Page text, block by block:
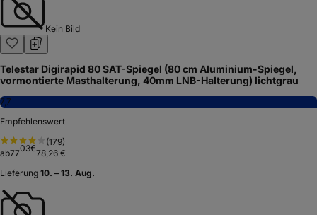
Kein Bild
Telestar Digirapid 80 SAT-Spiegel (80 cm Aluminium-Spiegel,
vormontierte Masthalterung, 40mm LNB-Halterung) lichtgrau
7,7
Empfehlenswert
(179)
ab7703€78,26 €
Lieferung 10. – 13. Aug.